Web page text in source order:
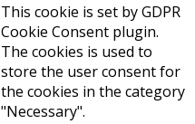
This cookie is set by GDPR
Cookie Consent plugin.
The cookies is used to
store the user consent for
the cookies in the category
"Necessary".